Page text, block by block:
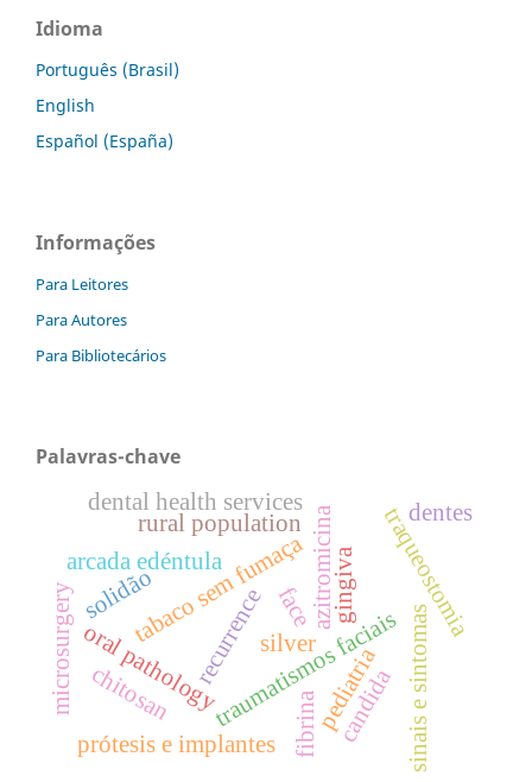
Idioma
Português (Brasil)
English
Español (España)
Informações
Para Leitores
Para Autores
Para Bibliotecários
Palavras-chave
traumatismos faciais
tabaco sem fumaça
oral pathology
arcada edéntula
prótesis e implantes
azitromicina
pediatria
recurrence sinais e sintomas
traqueostomia
rural population
dental health services
chitosan
silver
candida
fibrina
microsurgery face gingiva
solidão
dentes